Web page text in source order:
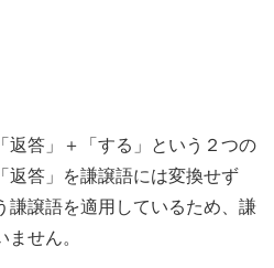
返答」＋「する」という２つの
返答」を謙譲語には変換せず
謙譲語を適用しているため、謙
せん。